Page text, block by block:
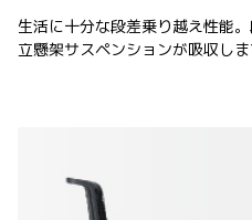
生活に十分な段差乗り越え性能
立懸架サスペンションが吸収しま